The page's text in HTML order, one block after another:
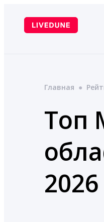
содержимому
Главная ●
Топ
2026